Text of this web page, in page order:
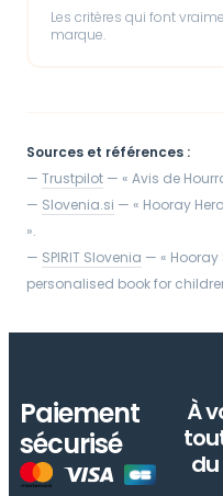
Les critères qui font
marque.
Sources et références :
— Trustpilot — « Avis de
— Slovenia.si — « Hooray
».
— SPIRIT Slovenia — «
personalised book for
Paiement
sécurisé
À